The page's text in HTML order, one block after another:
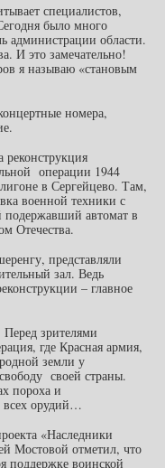
специалистов,
было много
администрации области.
И это замечательно!
я называю «становым
номера,
реконструкция
операции 1944
в Сергейцево. Там,
военной техники с
автомат в
Отечества.
представляли
зал. Ведь
– главное
Перед зрителями
где Красная армия,
земли у
своей страны.
пороха и
всех орудий…
«Наследники
Мостовой отметил, что
поддержке воинской